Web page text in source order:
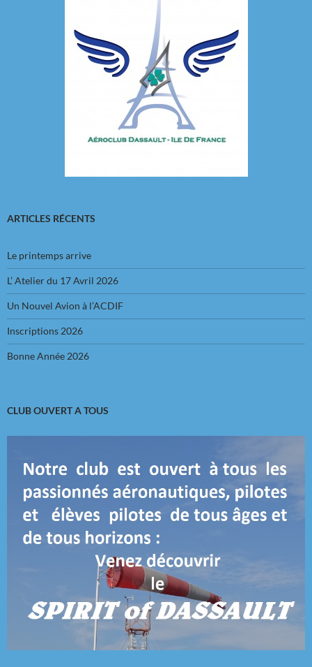
ARTICLES RÉCENTS
Le printemps arrive
L’ Atelier du 17 Avril 2026
Un Nouvel Avion à l’ACDIF
Inscriptions 2026
Bonne Année 2026
CLUB OUVERT A TOUS